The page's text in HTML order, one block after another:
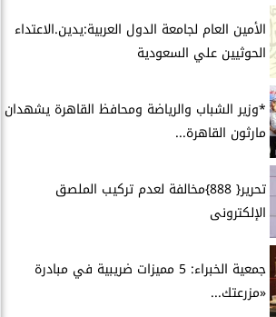
الأمين العام لجامعة الدول العربية:يدين.الاعتداء
الحوثيين علي السعودية
*وزير الشباب والرياضة ومحافظ القاهرة يشهدان
مارثون القاهرة...
تحرير{ 888}مخالفة لعدم تركيب الملصق
الإلكترونى
جمعية الخبراء: 5 مميزات ضريبية في مبادرة
«مزرعتك...